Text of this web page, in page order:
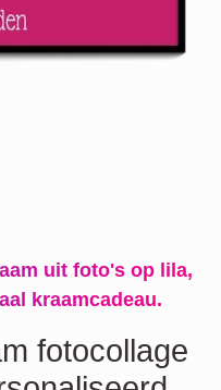
uit foto's op lila,
kraamcadeau.
fotocollage